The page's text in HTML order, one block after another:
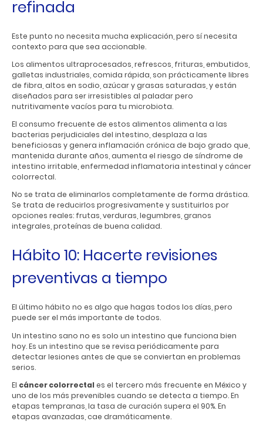
refinada
Este punto no necesita mucha explicación, pero sí necesita
contexto para que sea accionable.
Los alimentos ultraprocesados, refrescos, frituras, embutidos,
galletas industriales, comida rápida, son prácticamente libres
de fibra, altos en sodio, azúcar y grasas saturadas, y están
diseñados para ser irresistibles al paladar pero
nutritivamente vacíos para tu microbiota.
El consumo frecuente de estos alimentos alimenta a las
bacterias perjudiciales del intestino, desplaza a las
beneficiosas y genera inflamación crónica de bajo grado que,
mantenida durante años, aumenta el riesgo de síndrome de
intestino irritable, enfermedad inflamatoria intestinal y cáncer
colorrectal.
No se trata de eliminarlos completamente de forma drástica.
Se trata de reducirlos progresivamente y sustituirlos por
opciones reales: frutas, verduras, legumbres, granos
integrales, proteínas de buena calidad.
Hábito 10: Hacerte revisiones
preventivas a tiempo
El último hábito no es algo que hagas todos los días, pero
puede ser el más importante de todos.
Un intestino sano no es solo un intestino que funciona bien
hoy. Es un intestino que se revisa periódicamente para
detectar lesiones antes de que se conviertan en problemas
serios.
El cáncer colorrectales el tercero más frecuente en México y
uno de los más prevenibles cuando se detecta a tiempo. En
etapas tempranas, la tasa de curación supera el 90%. En
etapas avanzadas, cae dramáticamente.